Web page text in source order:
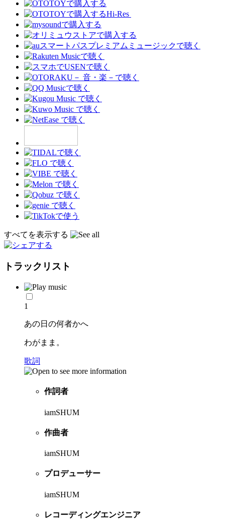
Hi-Res
すべてを表示する
トラックリスト
1
あの日の何者かへ
わがまま。
歌詞
作詞者
iamSHUM
作曲者
iamSHUM
プロデューサー
iamSHUM
レコーディングエンジニア